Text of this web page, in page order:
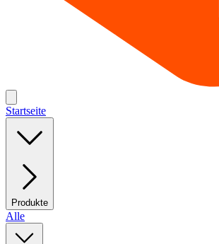
Startseite
Produkte
Alle